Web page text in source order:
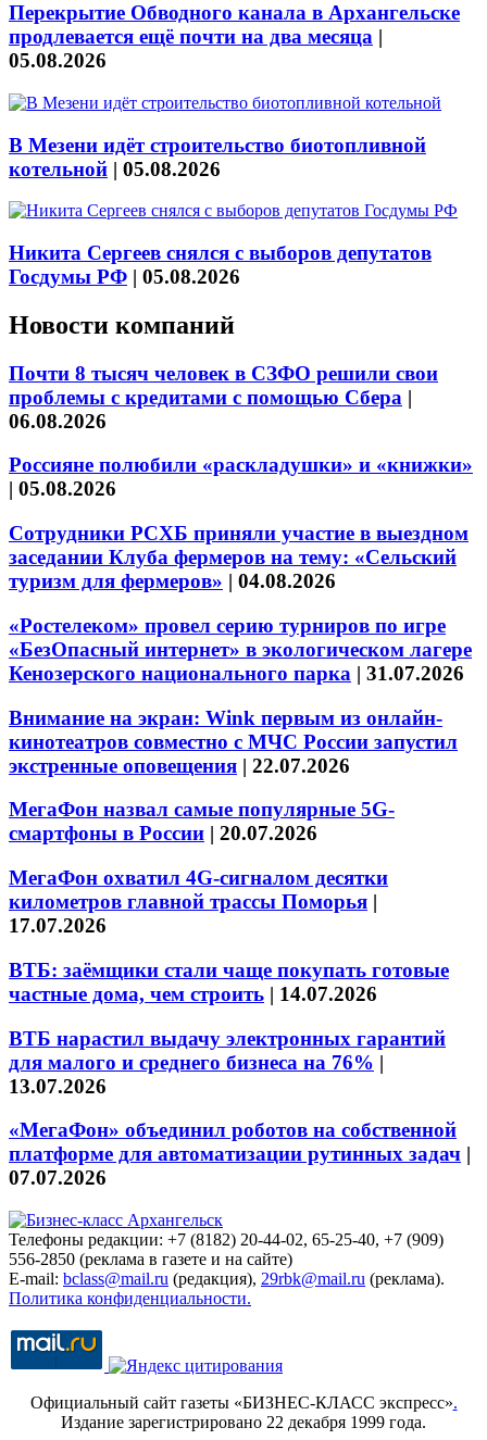
Перекрытие Обводного канала в Архангельске
продлевается ещё почти на два месяца |
05.08.2026
В Мезени идёт строительство биотопливной
котельной | 05.08.2026
Никита Сергеев снялся с выборов депутатов
Госдумы РФ | 05.08.2026
Новости компаний
Почти 8 тысяч человек в СЗФО решили свои
проблемы с кредитами с помощью Сбера |
06.08.2026
Россияне полюбили «раскладушки» и «книжки»
| 05.08.2026
Сотрудники РСХБ приняли участие в выездном
заседании Клуба фермеров на тему: «Сельский
туризм для фермеров» | 04.08.2026
«Ростелеком» провел серию турниров по игре
«БезОпасный интернет» в экологическом лагере
Кенозерского национального парка | 31.07.2026
Внимание на экран: Wink первым из онлайн-
кинотеатров совместно с МЧС России запустил
экстренные оповещения | 22.07.2026
МегаФон назвал самые популярные 5G-
смартфоны в России | 20.07.2026
МегаФон охватил 4G-сигналом десятки
километров главной трассы Поморья |
17.07.2026
ВТБ: заёмщики стали чаще покупать готовые
частные дома, чем строить | 14.07.2026
ВТБ нарастил выдачу электронных гарантий
для малого и среднего бизнеса на 76% |
13.07.2026
«МегаФон» объединил роботов на собственной
платформе для автоматизации рутинных задач |
07.07.2026
Телефоны редакции: +7 (8182) 20-44-02, 65-25-40, +7 (909)
556-2850 (реклама в газете и на сайте)
E-mail: bclass@mail.ru (редакция), 29rbk@mail.ru (реклама).
Политика конфиденциальности.
Официальный сайт газеты «БИЗНЕС-КЛАСС экспресс».
Издание зарегистрировано 22 декабря 1999 года.